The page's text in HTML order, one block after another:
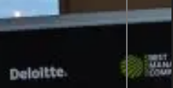
tjänster